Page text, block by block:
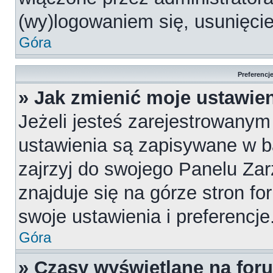
(wy)logowaniem się,
Góra
» Jak zmienić moje
Jeżeli jesteś
ustawienia są zapisywane w
zajrzyj do swojego Panelu
znajduje się na górze stron
swoje ustawienia i
Góra
» Czasy wyświetlane na